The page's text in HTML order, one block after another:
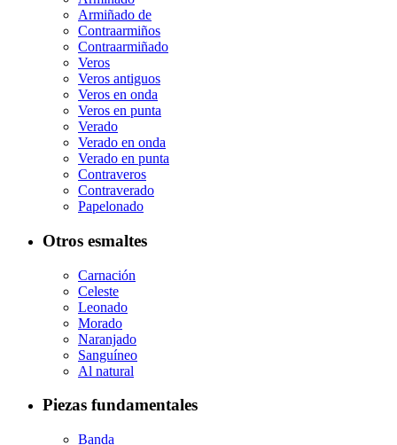
Armiñado de
Contraarmiños
Contraarmiñado
Veros
Veros antiguos
Veros en onda
Veros en punta
Verado
Verado en onda
Verado en punta
Contraveros
Contraverado
Papelonado
Otros esmaltes
Carnación
Celeste
Leonado
Morado
Naranjado
Sanguíneo
Al natural
Piezas fundamentales
Banda